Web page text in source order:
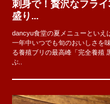
刺身で！贅沢なフラ
盛り...
dancyu食堂の夏メニューといえ
一年中いつでも旬のおいしさを
る養殖ブリの最高峰「完全養殖
ぶ..